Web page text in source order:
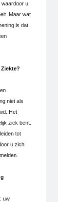
waardoor u
Maar wat
is dat
niet als
Het
ziek bent.
tot
u zich
uw